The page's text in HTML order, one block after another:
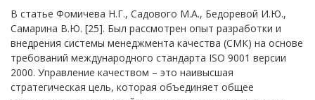
В статье Фомичева Н.Г., Садового М.А., Бедоревой И.Ю.,
Самарина В.Ю. [25]. Был рассмотрен опыт разработки и
внедрения системы менеджмента качества (СМК) на основе
требований международного стандарта ISO 9001 версии
2000. Управление качеством – это наивысшая
стратегическая цель, которая объединяет общее